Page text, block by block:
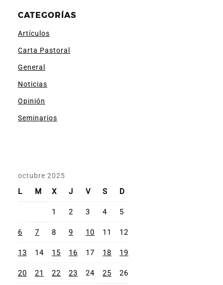
CATEGORÍAS
Artículos
Carta Pastoral
General
Noticias
Opinión
Seminarios
octubre 2025
L M X J V S D
1 2 3 4 5
6 7 8 9 10 11 12
13 14 15 16 17 18 19
20 21 22 23 24 25 26